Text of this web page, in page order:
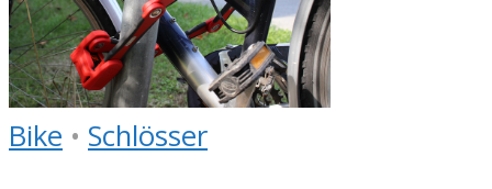
Bike • Schlösser